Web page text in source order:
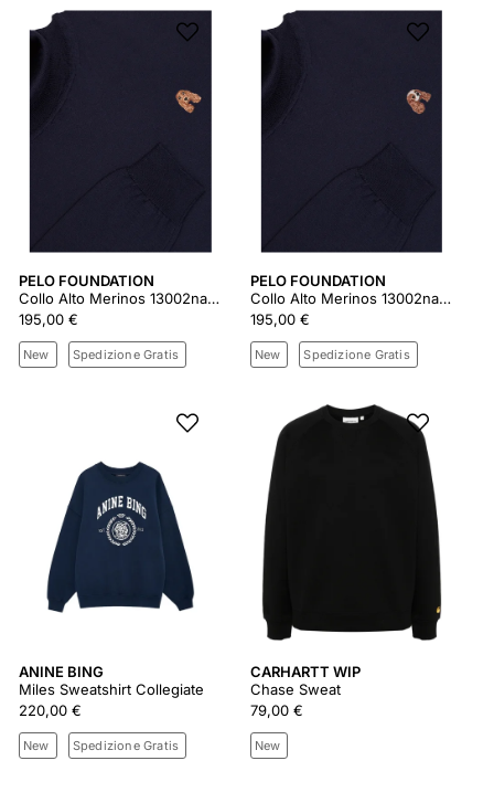
PELO FOUNDATION
Collo Alto Merinos 13002navy
195,00 €
New Spedizione Gratis
PELO FOUNDATION
Collo Alto Merinos 13002navy
195,00 €
New Spedizione Gratis
ANINE BING
Miles Sweatshirt Collegiate
220,00 €
New Spedizione Gratis
CARHARTT WIP
Chase Sweat
79,00 €
New